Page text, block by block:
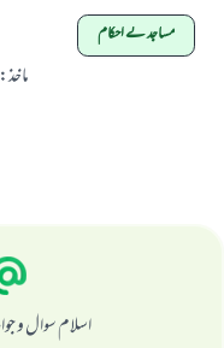
مساجد کے احکام
ماخذ:
اسلام سوال و